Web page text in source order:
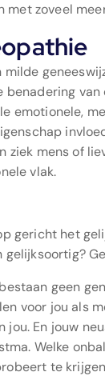
zoveel
milde
emotionele,
ziek mens of
vlak.
gericht het
geen
voor jou als
jou. En jouw
Welke
te